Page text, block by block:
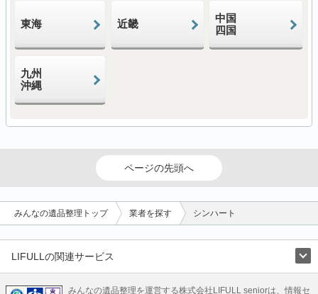
東海 近畿
中国
四国
九州
沖縄
ページの先頭へ
みんなの遺品整理トップ 業者を探す シンハート
LIFULLの関連サービス
みんなの遺品整理を運営する株式会社LIFULL seniorは、情報セ